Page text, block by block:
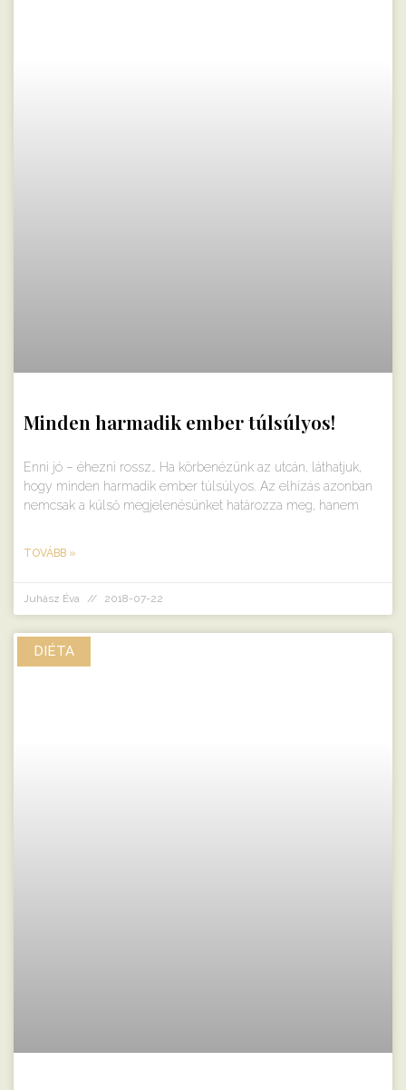
Minden harmadik ember túlsúlyos!
Enni jó – éhezni rossz… Ha körbenézünk az utcán, láthatjuk,
hogy minden harmadik ember túlsúlyos. Az elhízás azonban
nemcsak a külső megjelenésünket határozza meg, hanem
TOVÁBB »
Juhász Éva 2018-07-22
DIÉTA